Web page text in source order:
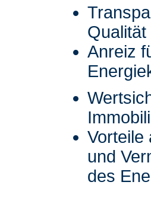
Anreiz
Vorteile
und
des